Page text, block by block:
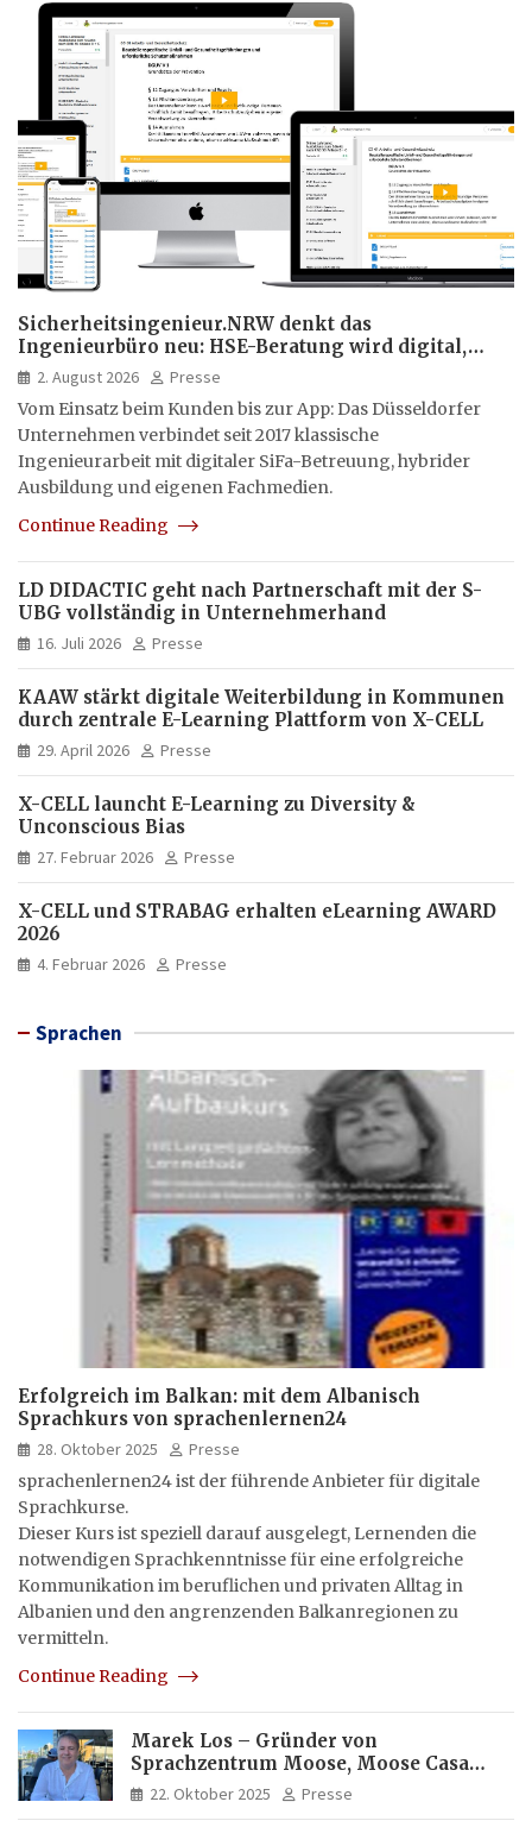
Sicherheitsingenieur.NRW denkt das
Ingenieurbüro neu: HSE-Beratung wird digital,
hybrid und multimedial
2. August 2026
Presse
Vom Einsatz beim Kunden bis zur App: Das Düsseldorfer
Unternehmen verbindet seit 2017 klassische
Ingenieurarbeit mit digitaler SiFa-Betreuung, hybrider
Ausbildung und eigenen Fachmedien.
Continue Reading
LD DIDACTIC geht nach Partnerschaft mit der S-
UBG vollständig in Unternehmerhand
16. Juli 2026 Presse
KAAW stärkt digitale Weiterbildung in Kommunen
durch zentrale E-Learning Plattform von X-CELL
29. April 2026 Presse
X-CELL launcht E-Learning zu Diversity &
Unconscious Bias
27. Februar 2026 Presse
X-CELL und STRABAG erhalten eLearning AWARD
2026
4. Februar 2026 Presse
Sprachen
Erfolgreich im Balkan: mit dem Albanisch
Sprachkurs von sprachenlernen24
28. Oktober 2025
Presse
sprachenlernen24 ist der führende Anbieter für digitale
Sprachkurse.
Dieser Kurs ist speziell darauf ausgelegt, Lernenden die
notwendigen Sprachkenntnisse für eine erfolgreiche
Kommunikation im beruflichen und privaten Alltag in
Albanien und den angrenzenden Balkanregionen zu
vermitteln.
Continue Reading
Marek Los – Gründer von
Sprachzentrum Moose, Moose Casa
Italia und Apartamento Brasil |
Internationaler Experte für Bildung
22. Oktober 2025 Presse